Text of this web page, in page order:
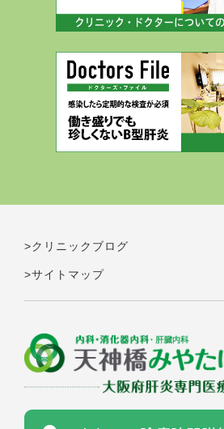
>クリニックブログ
>サイトマップ